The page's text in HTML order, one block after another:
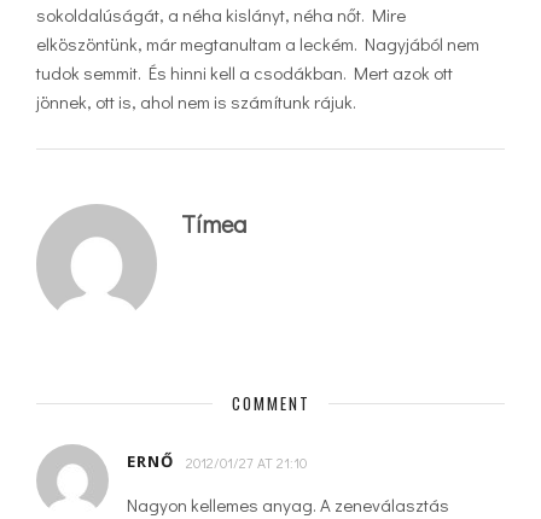
sokoldalúságát, a néha kislányt, néha nőt. Mire
elköszöntünk, már megtanultam a leckém. Nagyjából nem
tudok semmit. És hinni kell a csodákban. Mert azok ott
jönnek, ott is, ahol nem is számítunk rájuk.
Tímea
COMMENT
ERNŐ 2012/01/27 AT 21:10
Nagyon kellemes anyag. A zeneválasztás